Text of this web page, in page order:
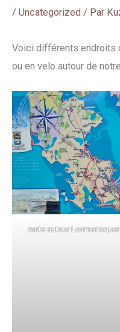
/ Uncategorized / Par
Voici différents endroits
ou en velo autour de
carte autour Locmariaquer